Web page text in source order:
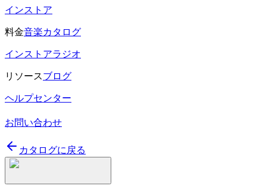
インストア
料金音楽カタログ
インストアラジオ
リソースブログ
ヘルプセンター
お問い合わせ
カタログに戻る